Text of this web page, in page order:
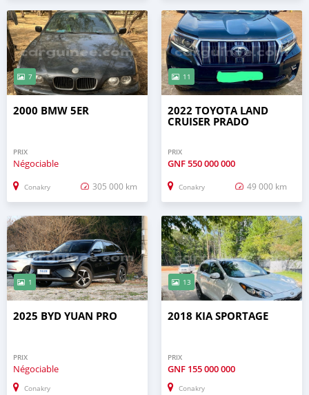
7
2000 BMW 5ER
PRIX
Négociable
Conakry 305 000 km
11
2022 TOYOTA LAND
CRUISER PRADO
PRIX
GNF550 000 000
Conakry 49 000 km
1
2025 BYD YUAN PRO
PRIX
Négociable
Conakry
13
2018 KIA SPORTAGE
PRIX
GNF 155 000 000
Conakry